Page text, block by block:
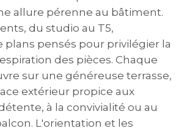
allure pérenne au bâtiment.
du studio au T5,
plans pensés pour privilégier la
des pièces. Chaque
sur une généreuse terrasse,
extérieur propice aux
à la convivialité ou au
L'orientation et les